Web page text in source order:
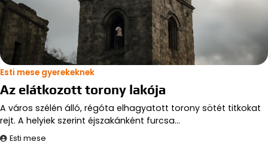
Esti mese gyerekeknek
Az elátkozott torony lakója
A város szélén álló, régóta elhagyatott torony sötét titkokat
rejt. A helyiek szerint éjszakánként furcsa…
Esti mese